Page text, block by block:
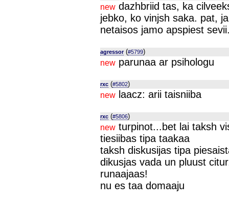
new dazhbriid tas, ka
jebko, ko vinjsh saka. pat,
netaisos jamo apspiest
agressor(#5799)
new parunaa ar psihologu
rxc (#5802)
new laacz: arii taisniiba
rxc (#5806)
new turpinot...bet lai taksh
tiesiibas tipa taakaa
taksh diskusijas tipa
dikusjas vada un pluust
runaajaas!
nu es taa domaaju